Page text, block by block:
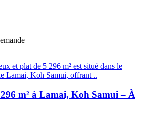
et plat de 5 296 m² est situé dans le
Lamai, Koh Samui, offrant ..
m² à Lamai, Koh Samui – À